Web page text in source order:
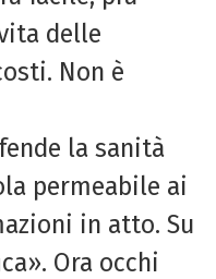
delle
Non è
la sanità
permeabile ai
in atto. Su
Ora occhi